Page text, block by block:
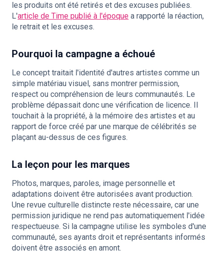
les produits ont été retirés et des excuses publiées.
L'article de Time publié à l'époque a rapporté la réaction,
le retrait et les excuses.
Pourquoi la campagne a échoué
Le concept traitait l'identité d'autres artistes comme un
simple matériau visuel, sans montrer permission,
respect ou compréhension de leurs communautés. Le
problème dépassait donc une vérification de licence. Il
touchait à la propriété, à la mémoire des artistes et au
rapport de force créé par une marque de célébrités se
plaçant au-dessus de ces figures.
La leçon pour les marques
Photos, marques, paroles, image personnelle et
adaptations doivent être autorisées avant production.
Une revue culturelle distincte reste nécessaire, car une
permission juridique ne rend pas automatiquement l'idée
respectueuse. Si la campagne utilise les symboles d'une
communauté, ses ayants droit et représentants informés
doivent être associés en amont.